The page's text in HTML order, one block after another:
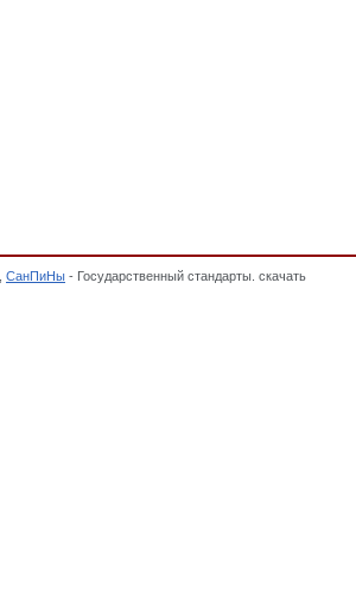
СанПиНы - Государственный стандарты. скачать